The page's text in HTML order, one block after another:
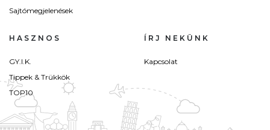
Sajtómegjelenések
HASZNOS
GY.I.K.
Tippek & Trükkök
TOP10
ÍRJ NEKÜNK
Kapcsolat